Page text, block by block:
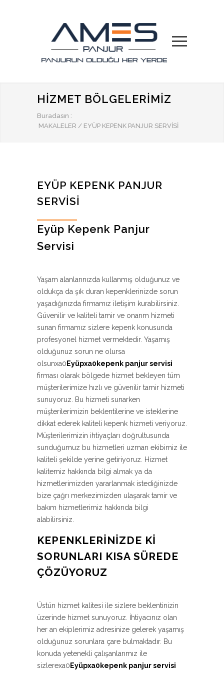
HIZMET BÖLGELERIMIZ
Buradasın :
MAKALELER / EYÜP KEPENK PANJUR SERVISI
EYÜP KEPENK PANJUR
SERVISI
Eyüp Kepenk Panjur
Servisi
Yaşam alanlarınızda kullanmış olduğunuz ve
oldukça da şık duran kepenklerinizde sorun
yaşadığınızda firmamız iletişim kurabilirsiniz.
Güvenilir ve kaliteli tamir ve onarım hizmeti
sunan firmamız sizlere kepenk konusunda
profesyonel hizmet vermektedir. Yaşamış
olduğunuz sorun ne olursa
olsunxa0 Eyüpxa0kepenk panjur servisi
firması olarak bölgede hizmet bekleyen tüm
müşterilerimize hızlı ve güvenilir tamir hizmeti
sunuyoruz. Bu hizmeti sunarken
müşterilerimizin beklentilerine ve isteklerine
dikkat ederek kaliteli kepenk hizmeti veriyoruz.
Müşterilerimizin ihtiyaçları doğrultusunda
sunduğumuz bu hizmetleri uzman ekibimiz ile
kaliteli şekilde yerine getiriyoruz. Hizmet
kalitemiz hakkında bilgi almak ya da
hizmetlerimizden yararlanmak istediğinizde
bize çağrı merkezimizden ulaşarak tamir ve
bakım hizmetlerimiz hakkında bilgi
alabilirsiniz.
KEPENKLERINIZDE KI
SORUNLARI KISA SÜREDE
ÇÖZÜYORUZ
Üstün hizmet kalitesi ile sizlere beklentinizin
üzerinde hizmet sunuyoruz. İhtiyacınız olan
her an ekiplerimiz adresinize gelerek yaşamış
olduğunuz sorunlara çare bulmaktadır. Bu
konuda yetenekli çalışanlarımız ile
sizlerexa0 Eyüpxa0kepenk panjur servisi